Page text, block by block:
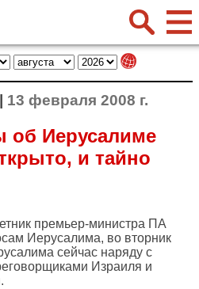
13 февраля 2008 г.
об Иерусалиме
и тайно
премьер-министра ПА
Иерусалима, во вторник
сейчас наряду с
Израиля и